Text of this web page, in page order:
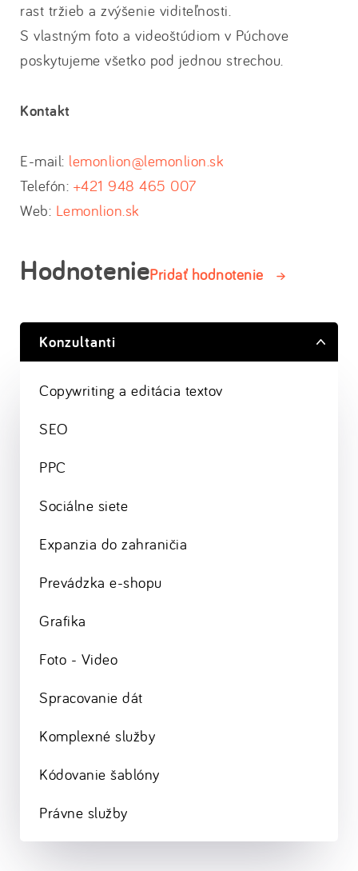
rast tržieb a zvýšenie viditeľnosti.
S vlastným foto a videoštúdiom v Púchove
poskytujeme všetko pod jednou strechou.
Kontakt
E-mail: lemonlion@lemonlion.sk
Telefón: +421 948 465 007
Web: Lemonlion.sk
HodnoteniePridať hodnotenie
Konzultanti
Copywriting a editácia textov
SEO
PPC
Sociálne siete
Expanzia do zahraničia
Prevádzka e-shopu
Grafika
Foto - Video
Spracovanie dát
Komplexné služby
Kódovanie šablóny
Právne služby